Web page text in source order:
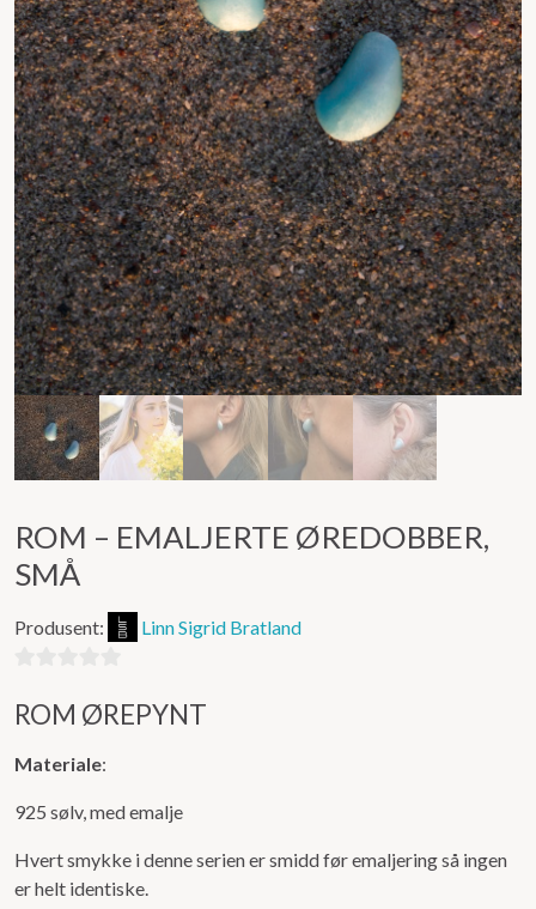
ROM – EMALJERTE ØREDOBBER,
SMÅ
Produsent: Linn Sigrid Bratland
ut
5
ROM ØREPYNT
Materiale:
925 sølv, med emalje
Hvert smykke i denne serien er smidd før emaljering så ingen
er helt identiske.